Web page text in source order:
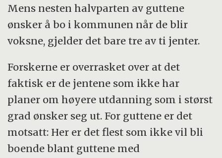
Mens nesten halvparten av guttene
ønsker å bo i kommunen når de blir
voksne, gjelder det bare tre av ti jenter.
Forskerne er overrasket over at det
faktisk er de jentene som ikke har
planer om høyere utdanning som i størst
grad ønsker seg ut. For guttene er det
motsatt: Her er det flest som ikke vil bli
boende blant guttene med